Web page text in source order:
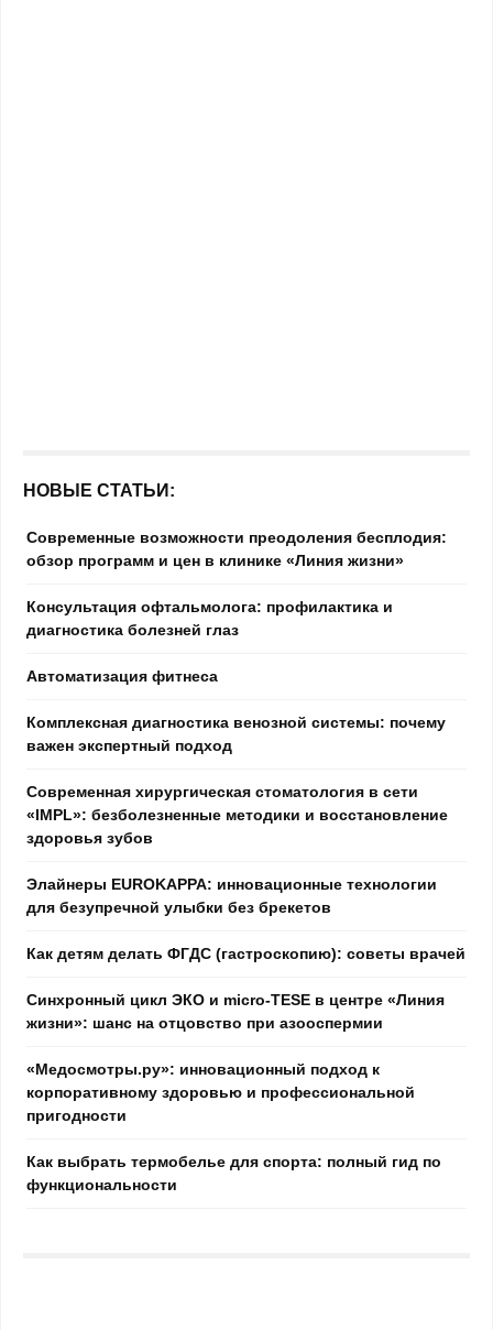
НОВЫЕ СТАТЬИ:
Современные возможности преодоления бесплодия:
обзор программ и цен в клинике «Линия жизни»
Консультация офтальмолога: профилактика и
диагностика болезней глаз
Автоматизация фитнеса
Комплексная диагностика венозной системы: почему
важен экспертный подход
Современная хирургическая стоматология в сети
«IMPL»: безболезненные методики и восстановление
здоровья зубов
Элайнеры EUROKAPPA: инновационные технологии
для безупречной улыбки без брекетов
Как детям делать ФГДС (гастроскопию): советы врачей
Синхронный цикл ЭКО и micro-TESE в центре «Линия
жизни»: шанс на отцовство при азооспермии
«Медосмотры.ру»: инновационный подход к
корпоративному здоровью и профессиональной
пригодности
Как выбрать термобелье для спорта: полный гид по
функциональности